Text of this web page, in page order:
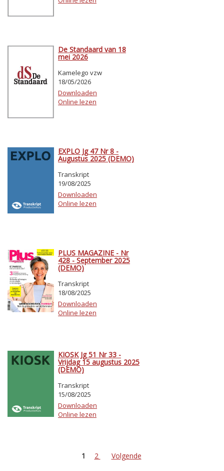
De Standaard van 18
mei 2026
Kamelego vzw
18/05/2026
Downloaden
Online lezen
EXPLO Jg 47 Nr 8 -
Augustus 2025 (DEMO)
Transkript
19/08/2025
Downloaden
Online lezen
PLUS MAGAZINE - Nr
428 - September 2025
(DEMO)
Transkript
18/08/2025
Downloaden
Online lezen
KIOSK Jg 51 Nr 33 -
Vrijdag 15 augustus 2025
(DEMO)
Transkript
15/08/2025
Downloaden
Online lezen
1 2 Volgende